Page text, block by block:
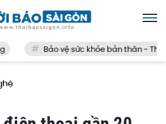
Bảo vệ sức khỏe bản thân - Thế